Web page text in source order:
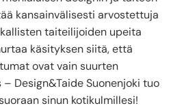
kansainvälisesti arvostettuja
taiteilijoiden upeita
käsityksen siitä, että
ovat vain suurten
Design&Taide Suonenjoki tuo
sinun kotikulmillesi!